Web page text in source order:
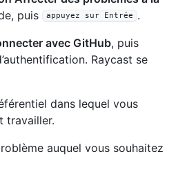
puis appuyez sur Entrée
.
avec GitHub, puis
Raycast se
dans lequel vous
travailler.
auquel vous souhaitez